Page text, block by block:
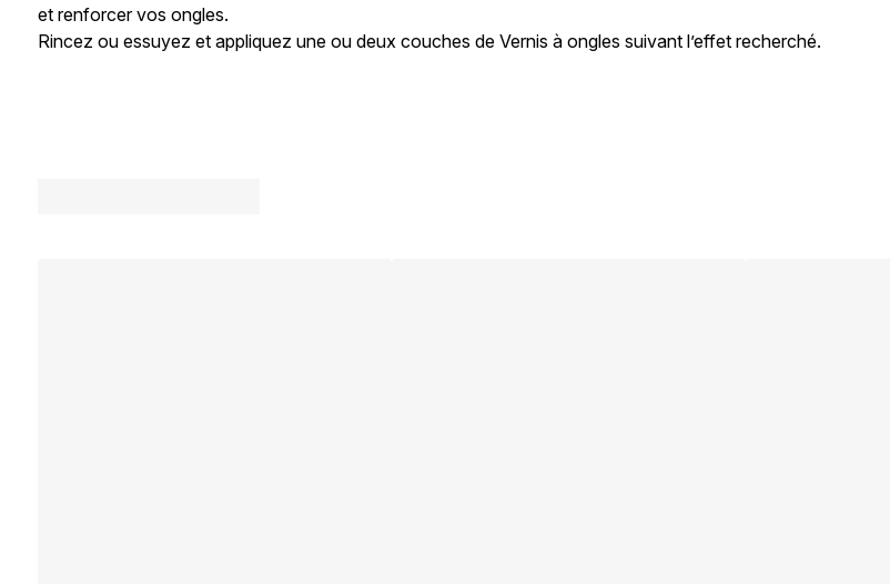
et renforcer vos ongles.
Rincez ou essuyez et appliquez une ou deux couches de Vernis à ongles suivant l’effet recherché.